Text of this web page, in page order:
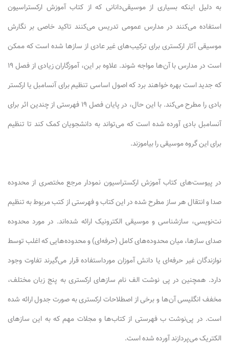
به دلیل اینکه بسیاری از موسیقی‌دانانی که از کتاب آموزش ارکستراسیون
استفاده می‌کنند در مدارس عمومی تدریس می‌کنند تاکید خاصی بر نگارش
موسیقی آثار ارکستری برای ترکیب‌های غیر عادی از سازها شده است که ممکن
است در مدارس با آن‌ها مواجه شوند. علاوه بر این، آموزگاران زیادی از فصل ۱۹
که جدید است بهره خواهند برد که اصول اساسی تنظیم برای آنسامبل یا ارکستر
بادی را مطرح می‌کند. با این حال، در پایان فصل ۱۹ فهرستی از چندین اثر برای
آنسامبل بادی آورده شده است که می‌تواند به دانشجویان کمک کند تا تنظیم
برای این گروه موسیقی را بیاموزند.
در پیوست‌های کتاب آموزش ارکستراسیون نمودار مرجع مختصری از محدوده
صدا و انتقال هر ساز مطرح شده در این کتاب و فهرستی از کتب مربوط به تنظیم
نت‌نویسی، سازشناسی و موسیقی الکترونیک ارائه شده‌اند. در مورد محدوده
صدای سازها، میان محدوده‌های کامل (حرفه‌ای) و محدوده‌هایی که اغلب توسط
نوازندگان غیر حرفه‌ای یا دانش آموزان مورداستفاده قرار می‌گیرند تفاوت وجود
دارد. همچنین در پی نوشت الف نام سازهای ارکستری به پنج زبان مختلف،
مخفف انگلیسی آن‌ها و برخی از اصطلاحات ارکستری به صورت جدول ارائه شده
است. در پی‌نوشت ب فهرستی از کتاب‌ها و مجلات مهم که به این سازهای
الکتریک می‌پردازند آورده شده است.